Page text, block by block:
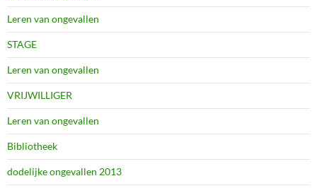
Leren van ongevallen
STAGE
Leren van ongevallen
VRIJWILLIGER
Leren van ongevallen
Bibliotheek
dodelijke ongevallen 2013